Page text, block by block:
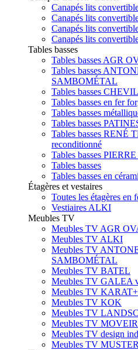
Canapés lits
Canapés lits
Canapés lits
Canapés lits
Tables basses
Tables basses AGR
Tables basses
SAMBOMÉTAL
Tables basses
Tables basses en fer
Tables basses
Tables basses
Tables basses RENÉ
reconditionné
Tables basses
Tables basses
Tables basses en
Étagères et vestaires
Toutes les étagères en
Vestiaires ALKI
Meubles TV
Meubles TV AGR
Meubles TV ALKI
Meubles TV
SAMBOMÉTAL
Meubles TV BATEL
Meubles TV GALEA
Meubles TV KARAT+
Meubles TV KOK
Meubles TV
Meubles TV
Meubles TV design
Meubles TV